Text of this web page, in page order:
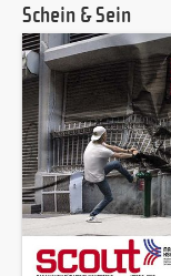
Schein & Sein